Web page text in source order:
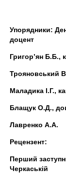
Упорядники:
доцент
Григор’ян Б.Б.,
Трояновський
Маладика І.Г.,
Блащук О.Д.,
Лавренко А.А.
Рецензент:
Перший
Черкаській